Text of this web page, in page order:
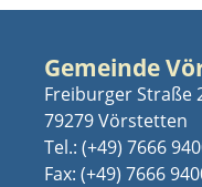
Gemeinde
Freiburger Straße
79279 Vörstetten
Tel.: (+49) 7666
Fax: (+49) 7666